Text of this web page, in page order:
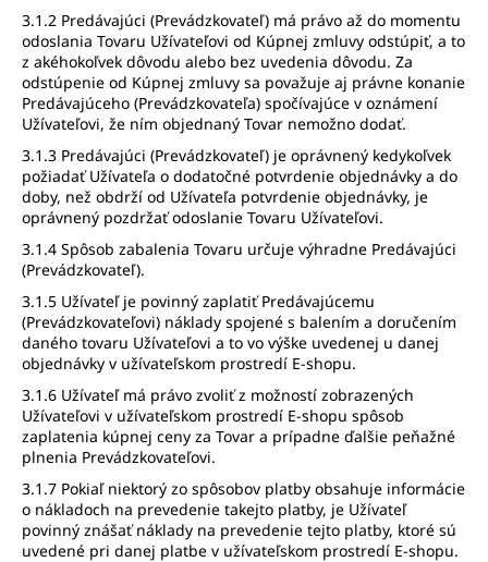
3.1.2 Predávajúci (Prevádzkovateľ) má právo až do momentu
odoslania Tovaru Užívateľovi od Kúpnej zmluvy odstúpiť, a to
z akéhokoľvek dôvodu alebo bez uvedenia dôvodu. Za
odstúpenie od Kúpnej zmluvy sa považuje aj právne konanie
Predávajúceho (Prevádzkovateľa) spočívajúce v oznámení
Užívateľovi, že ním objednaný Tovar nemožno dodať.
3.1.3 Predávajúci (Prevádzkovateľ) je oprávnený kedykoľvek
požiadať Užívateľa o dodatočné potvrdenie objednávky a do
doby, než obdrží od Užívateľa potvrdenie objednávky, je
oprávnený pozdržať odoslanie Tovaru Užívateľovi.
3.1.4 Spôsob zabalenia Tovaru určuje výhradne Predávajúci
(Prevádzkovateľ).
3.1.5 Užívateľ je povinný zaplatiť Predávajúcemu
(Prevádzkovateľovi) náklady spojené s balením a doručením
daného tovaru Užívateľovi a to vo výške uvedenej u danej
objednávky v užívateľskom prostredí E-shopu.
3.1.6 Užívateľ má právo zvoliť z možností zobrazených
Užívateľovi v užívateľskom prostredí E-shopu spôsob
zaplatenia kúpnej ceny za Tovar a prípadne ďalšie peňažné
plnenia Prevádzkovateľovi.
3.1.7 Pokiaľ niektorý zo spôsobov platby obsahuje informácie
o nákladoch na prevedenie takejto platby, je Užívateľ
povinný znášať náklady na prevedenie tejto platby, ktoré sú
uvedené pri danej platbe v užívateľskom prostredí E-shopu.